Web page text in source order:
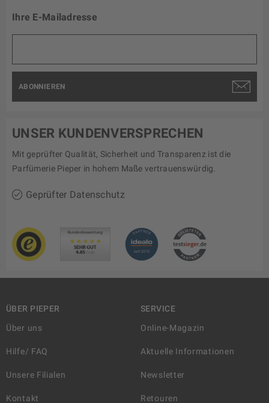
Ihre E-Mailadresse
ABONNIEREN
UNSER KUNDENVERSPRECHEN
Mit geprüfter Qualität, Sicherheit und Transparenz ist die
Parfümerie Pieper in hohem Maße vertrauenswürdig.
Geprüfter Datenschutz
ÜBER PIEPER
Über uns
Hilfe/ FAQ
Unsere Filialen
Kontakt
SERVICE
Online-Magazin
Aktuelle Informationen
Newsletter
Retouren